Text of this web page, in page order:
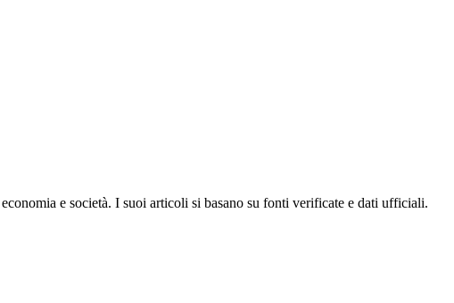
e società. I suoi articoli si basano su fonti verificate e dati ufficiali.